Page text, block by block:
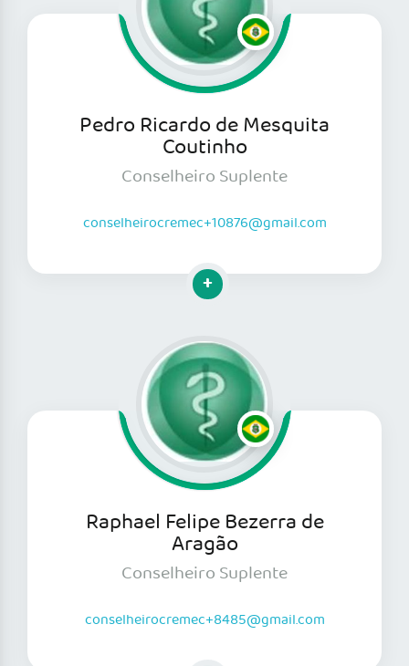
Pedro Ricardo de Mesquita
Coutinho
Conselheiro Suplente
conselheirocremec+10876@gmail.com
Clique para mais informações
Raphael Felipe Bezerra de
Aragão
Conselheiro Suplente
conselheirocremec+8485@gmail.com